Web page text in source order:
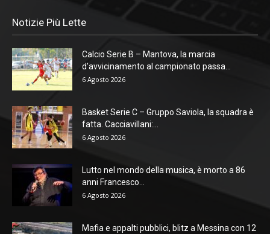
Notizie Più Lette
Calcio Serie B – Mantova, la marcia
d’avvicinamento al campionato passa...
6 Agosto 2026
Basket Serie C – Gruppo Saviola, la squadra è
fatta. Cacciavillani:...
6 Agosto 2026
Lutto nel mondo della musica, è morto a 86
anni Francesco...
6 Agosto 2026
Mafia e appalti pubblici, blitz a Messina con 12